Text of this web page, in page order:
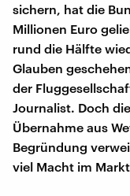
sichern, hat die
Millionen Euro
rund die Hälfte
Glauben
der
Journalist. Doch
Übernahme aus
Begründung
viel Macht im